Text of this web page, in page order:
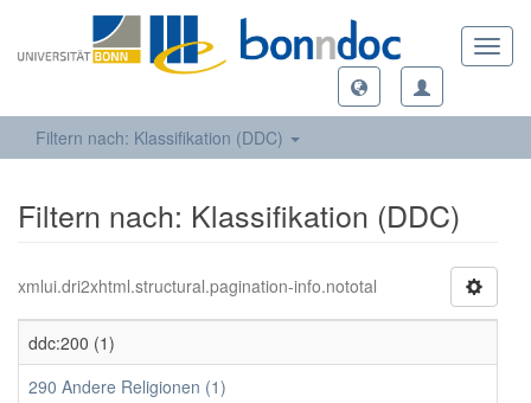
Filtern nach: Klassifikation (DDC)
Filtern nach: Klassifikation (DDC)
xmlui.dri2xhtml.structural.pagination-info.nototal
ddc:200 (1)
290 Andere Religionen (1)